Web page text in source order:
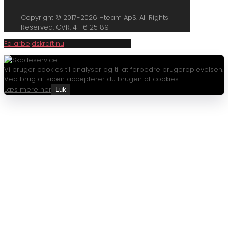
Copyright © 2017-2026 Hteam ApS. All Rights
Reserved. CVR: 41 16 25 89
Få arbejdskraft nu
Vi bruger cookies til analyser og til at forbedre brugeroplevelsen.
Ved brug af siden accepterer du brugen af cookies.
Læs mere her
Luk